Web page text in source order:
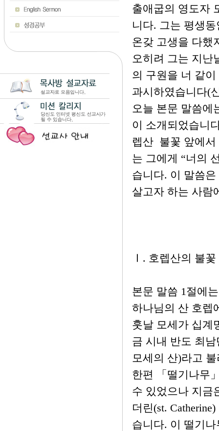
출애굽의 영도자
니다. 그는 평생
온갖 고생을 다했
오히려 그는 지난
의 구원을 너 같
과시하였습니다(
오늘 본문 말씀에
이 소개되었습니
렙산 불꽃 앞에서
는 그에게 “너의
습니다. 이 말씀
살고자 하는 사람
Ⅰ. 호렙산의 불꽃
본문 말씀 1절에
하나님의 산 호렙
훗날 모세가 십계
금 시내 반도 최남
모세의 산)라고
한편 「떨기나무
수 있었으나 지금
더린(st.
습니다. 이 떨기